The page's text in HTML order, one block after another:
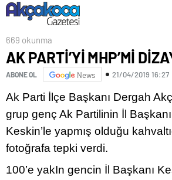
669 okunma
AK PARTİ’Yİ MHP’Mİ
ABONE OL News 21/04/2019 16:27
Ak Parti İlçe Başkanı Dergah
grup genç Ak Partilinin İl
Keskin’le yapmış olduğu
fotoğrafa tepki verdi.
100’e yakIn gencin İl Başkanı